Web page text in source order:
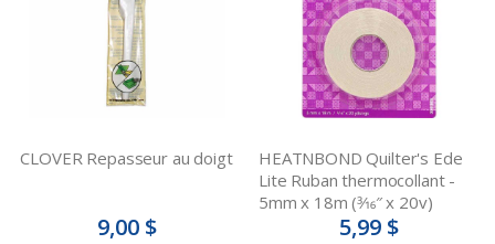
CLOVER Repasseur au doigt
9,00 $
HEATNBOND Quilter's Ede
Lite Ruban thermocollant -
5mm x 18m (3⁄16″ x 20v)
5,99 $